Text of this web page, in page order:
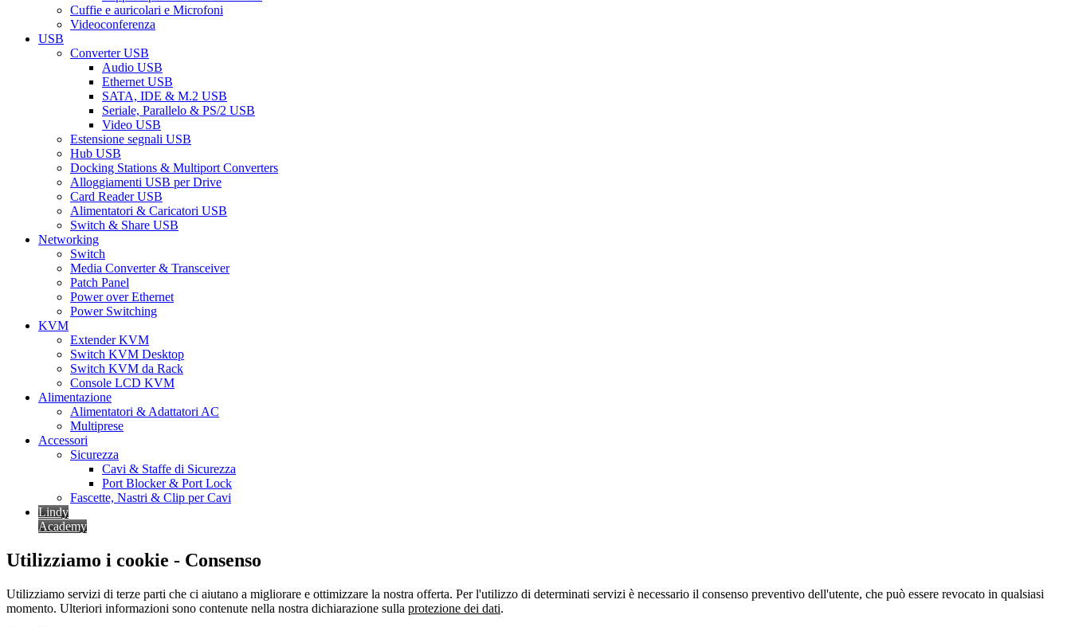
Cuffie e auricolari e Microfoni
Videoconferenza
USB
Converter USB
Audio USB
Ethernet USB
SATA, IDE & M.2 USB
Seriale, Parallelo & PS/2 USB
Video USB
Estensione segnali USB
Hub USB
Docking Stations & Multiport Converters
Alloggiamenti USB per Drive
Card Reader USB
Alimentatori & Caricatori USB
Switch & Share USB
Networking
Switch
Media Converter & Transceiver
Patch Panel
Power over Ethernet
Power Switching
KVM
Extender KVM
Switch KVM Desktop
Switch KVM da Rack
Console LCD KVM
Alimentazione
Alimentatori & Adattatori AC
Multiprese
Accessori
Sicurezza
Cavi & Staffe di Sicurezza
Port Blocker & Port Lock
Fascette, Nastri & Clip per Cavi
Lindy
Academy
Utilizziamo i cookie - Consenso
Utilizziamo servizi di terze parti che ci aiutano a migliorare e ottimizzare la nostra offerta. Per l'utilizzo di determinati servizi è necessario il consenso preventivo dell'utente, che può essere revocato in qualsiasi
momento. Ulteriori informazioni sono contenute nella nostra dichiarazione sulla protezione dei dati.